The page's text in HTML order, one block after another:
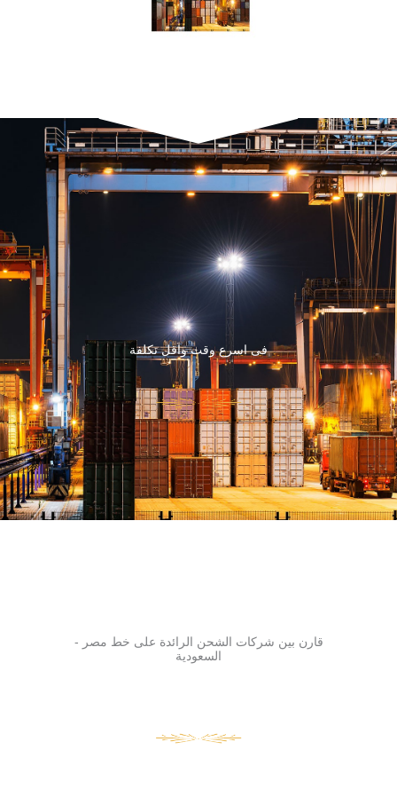
فى اسرع وقت واقل تكلفة
قارن بين شركات الشحن الرائدة على خط مصر -
السعودية